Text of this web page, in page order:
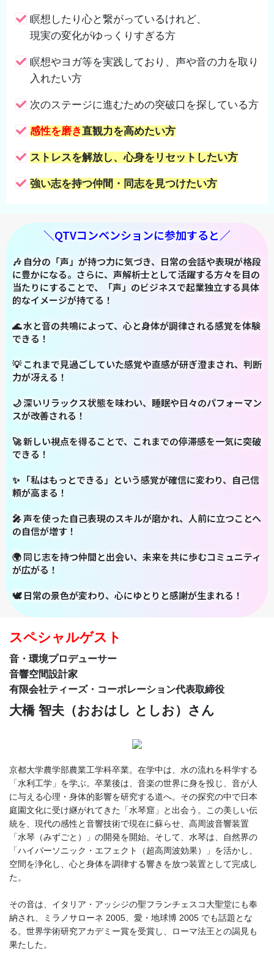
瞑想したり心と繋がっているけれど、
現実の変化がゆっくりすぎる方
瞑想やヨガ等を実践しており、声や音の力を取り
入れたい方
次のステージに進むための突破口を探している方
感性を磨き直観力を高めたい方
ストレスを解放し、心身をリセットしたい方
強い志を持つ仲間・同志を見つけたい方
＼QTVコンベンションに参加すると／
🎶 自分の「声」が持つ力に気づき、日常の会話や表現が格段
に豊かになる。さらに、声解析士として活躍する方々を目の
当たりにすることで、「声」のビジネスで起業独立する具体
的なイメージが持てる！
🌊 水と音の共鳴によって、心と身体が調律される感覚を体験
できる！
💡 これまで見過ごしていた感覚や直感が研ぎ澄まされ、判断
力が冴える！
🌙 深いリラックス状態を味わい、睡眠や日々のパフォーマン
スが改善される！
🚀 新しい視点を得ることで、これまでの停滞感を一気に突破
できる！
✨ 「私はもっとできる」という感覚が確信に変わり、自己信
頼が高まる！
🎤 声を使った自己表現のスキルが磨かれ、人前に立つことへ
の自信が増す！
🌍 同じ志を持つ仲間と出会い、未来を共に歩むコミュニティ
が広がる！
🕊 日常の景色が変わり、心にゆとりと感謝が生まれる！
スペシャルゲスト
音・環境プロデューサー
音響空間設計家
有限会社ティーズ・コーポレーション代表取締役
大橋 智夫（おおはし としお）さん
京都大学農学部農業工学科卒業。在学中は、水の流れを科学する
「水利工学」を学ぶ。卒業後は、音楽の世界に身を投じ、音が人
に与える心理・身体的影響を研究する道へ。その探究の中で日本
庭園文化に受け継がれてきた「水琴窟」と出会う。この美しい伝
統を、現代の感性と音響技術で現在に蘇らせ、高周波音響装置
「水琴（みずごと）」の開発を開始。そして、水琴は、自然界の
「ハイパーソニック・エフェクト（超高周波効果）」を活かし、
空間を浄化し、心と身体を調律する響きを放つ装置として完成し
た。
その音は、イタリア・アッシジの聖フランチェスコ大聖堂にも奉
納され、ミラノサローネ 2005、愛・地球博 2005 でも話題とな
る。世界学術研究アカデミー賞を受賞し、ローマ法王との謁見も
果たした。